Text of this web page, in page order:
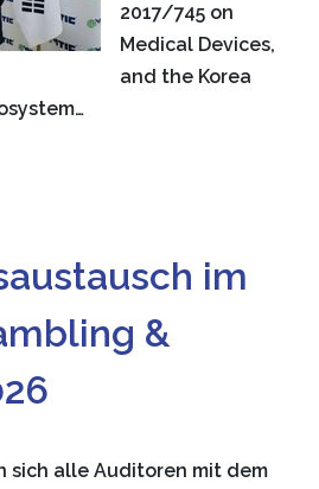
2017/745 on
Medical Devices,
and the Korea
im
&
sich alle Auditoren mit dem